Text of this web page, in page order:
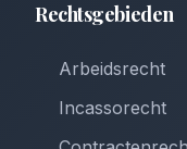
Rechtsgebieden
Arbeidsrecht
Incassorecht